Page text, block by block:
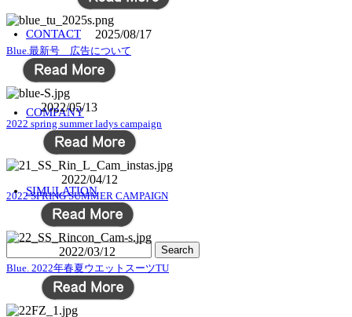
CONTACT
COMPANY
SIMULATION
2025/08/17
Blue.最新号 広告について
2022/05/13
2022 spring summer ladys campaign
2022/04/12
2022 SPRING SUMMER CAMPAIGN
2022/03/12
Blue. 2022年春夏ウエットスーツTU